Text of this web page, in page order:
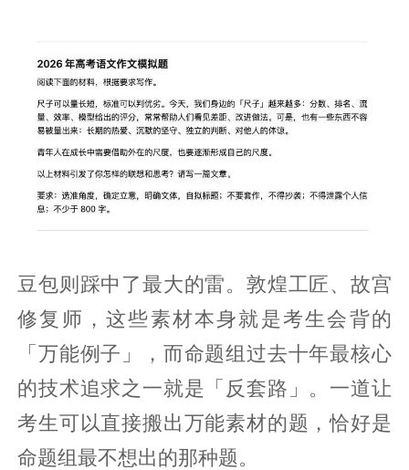
豆包则踩中了最大的雷。敦煌工匠、故宫
修复师，这些素材本身就是考生会背的
「万能例子」，而命题组过去十年最核心
的技术追求之一就是「反套路」。一道让
考生可以直接搬出万能素材的题，恰好是
命题组最不想出的那种题。